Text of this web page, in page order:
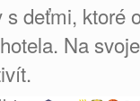
deťmi, ktoré
Na